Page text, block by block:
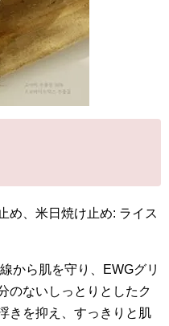
め、米日焼け止め: ライス
から肌を守り、EWGグリ
のないしっとりとしたク
きを抑え、すっきりと肌